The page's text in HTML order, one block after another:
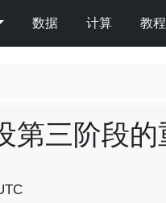
数据 计算 教程
第三阶段的